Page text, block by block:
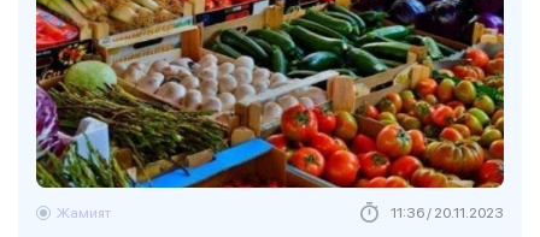
Жамият 11:36 / 20.11.2023